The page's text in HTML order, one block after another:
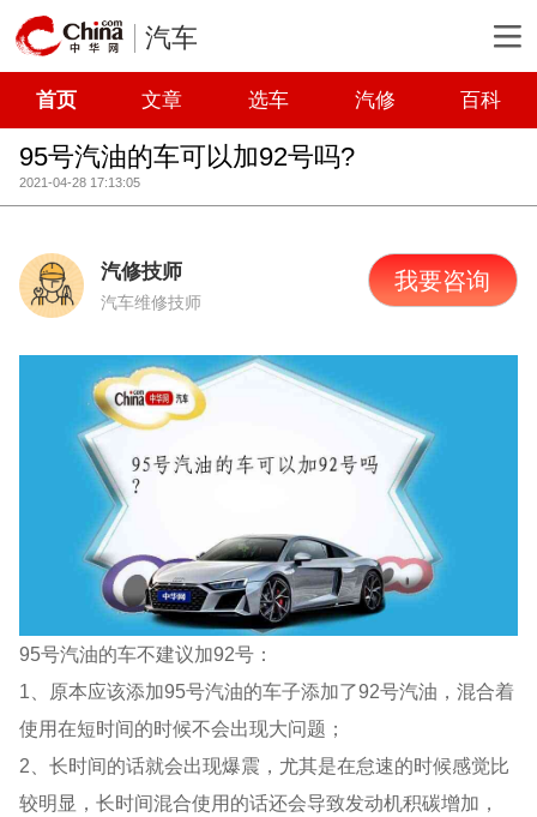
汽车
首页 文章 选车 汽修 百科
95号汽油的车可以加92号吗?
2021-04-28 17:13:05
汽修技师
汽车维修技师
我要咨询
95号汽油的车不建议加92号：
1、原本应该添加95号汽油的车子添加了92号汽油，混合着
使用在短时间的时候不会出现大问题；
2、长时间的话就会出现爆震，尤其是在怠速的时候感觉比
较明显，长时间混合使用的话还会导致发动机积碳增加，